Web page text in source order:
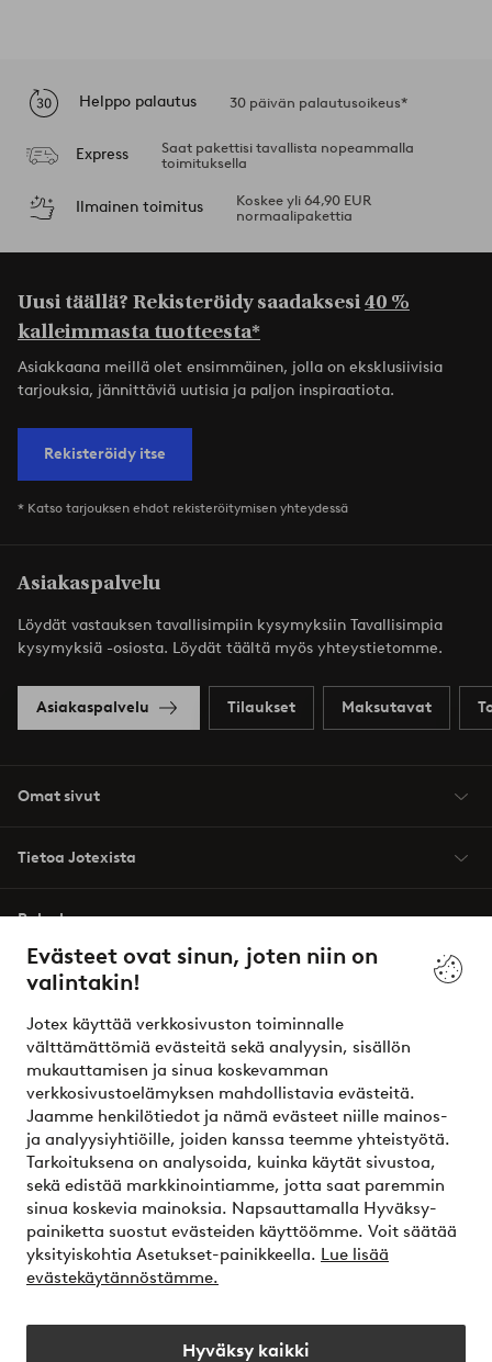
Evästeet ovat sinun, joten niin on
valintakin!
Jotex käyttää verkkosivuston toiminnalle
välttämättömiä evästeitä sekä analyysin, sisällön
mukauttamisen ja sinua koskevamman
verkkosivustoelämyksen mahdollistavia evästeitä.
Jaamme henkilötiedot ja nämä evästeet niille mainos-
ja analyysiyhtiöille, joiden kanssa teemme yhteistyötä.
Tarkoituksena on analysoida, kuinka käytät sivustoa,
sekä edistää markkinointiamme, jotta saat paremmin
sinua koskevia mainoksia. Napsauttamalla Hyväksy-
painiketta suostut evästeiden käyttöömme. Voit säätää
yksityiskohtia Asetukset-painikkeella. Lue lisää
evästekäytännöstämme.
Hyväksy kaikki
Helppo palautus 30 päivän palautusoikeus*
Express
Saat pakettisi tavallista nopeammalla
toimituksella
Ilmainen toimitus
Koskee yli 64,90 EUR
normaalipakettia
Uusi täällä? Rekisteröidy saadaksesi40 %
kalleimmasta tuotteesta*
Asiakkaana meillä olet ensimmäinen, jolla on eksklusiivisia
tarjouksia, jännittäviä uutisia ja paljon inspiraatiota.
Rekisteröidy itse
* Katso tarjouksen ehdot rekisteröitymisen yhteydessä
Asiakaspalvelu
Löydät vastauksen tavallisimpiin kysymyksiin Tavallisimpia
kysymyksiä -osiosta. Löydät täältä myös yhteystietomme.
Asiakaspalvelu Tilaukset Maksutavat
Omat sivut
Tietoa Jotexista
Palvelumme
Ehdot
Ystävät
Turvalliset maksut – maksa nyt tai erissä
Haluatko tietää lisää maksuvaihtoehdoistamme?
elpy